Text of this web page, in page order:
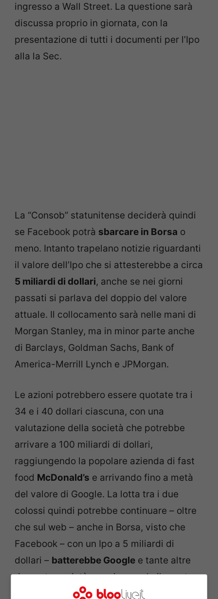
ingresso a Wall Street. La questione sarà
discussa proprio in giornata, con la
presentazione di tutti i documenti per l’Ipo
alla la Sec.
La “Consob” statunitense deciderà quindi
se Facebook potrà sbarcare in Borsa o
meno. Intanto trapelano notizie riguardanti
il valore dell’Ipo che si attesterebbe a circa
5 miliardi di dollari, anche se nei giorni
passati si parlava del doppio del valore
attuale. Il collocamento sarà nelle mani di
Morgan Stanley, ma in minor parte anche
di Barclays, Goldman Sachs, Bank of
America-Merrill Lynch e JPMorgan.
Le azioni potrebbero essere quotate tra i
34 e i 40 dollari ciascuna, con una
valutazione della società che potrebbe
arrivare a 100 miliardi di dollari,
raggiungendo la popolare azienda di fast
food McDonald’s e arrivando fino a metà
del valore di Google. La lotta tra i due
colossi quindi potrebbe continuare – oltre
che sul web – anche in Borsa, visto che
Facebook – con un Ipo a 5 miliardi di
dollari – batterebbe Google e tante altre
rinomate società, raggiungendo il quarto
posto negli Stati Uniti. Tra le società del